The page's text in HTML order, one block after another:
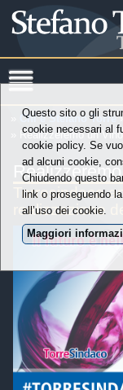
Chi è Stefano Torre
» Realizzeremo un
Torresindaco
realizzazione
Questo sito o gli
cookie necessari al
cookie policy. Se
ad alcuni cookie,
Chiudendo questo
link o proseguendo
all’uso dei cookie.
Maggiori